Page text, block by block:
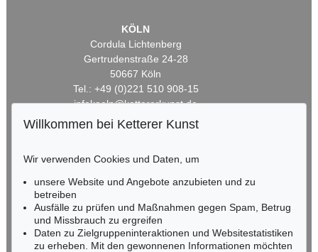
KÖLN
Cordula Lichtenberg
Gertrudenstraße 24-28
50667 Köln
Tel.: +49 (0)221 510 908-15
infokoeln@kettererkunst.de
HESSEN
Miriam Heß
Tel.: +49 (0)62 21 58 80-038
Fax: +49 (0)62 21 58 80-595
infoheidelberg@kettererkunst.de
Willkommen bei Ketterer Kunst
Wir verwenden Cookies und Daten, um
unsere Website und Angebote anzubieten und zu
betreiben
Ausfälle zu prüfen und Maßnahmen gegen Spam, Betrug
und Missbrauch zu ergreifen
Daten zu Zielgruppeninteraktionen und Websitestatistiken
zu erheben. Mit den gewonnenen Informationen möchten